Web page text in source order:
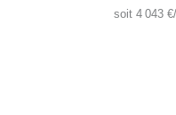
soit 4 043 €